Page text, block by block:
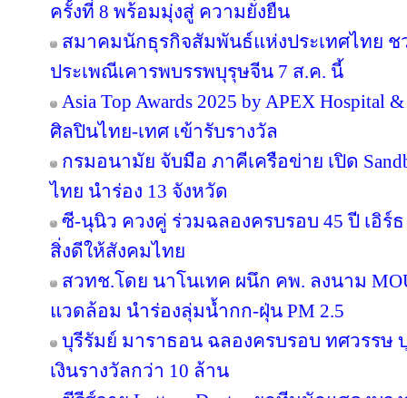
ครั้งที่ 8 พร้อมมุ่งสู่ ความยั่งยืน
สมาคมนักธุรกิจสัมพันธ์แห่งประเทศไทย
ประเพณีเคารพบรรพบุรุษจีน 7 ส.ค. นี้
Asia Top Awards 2025 by APEX
ศิลปินไทย-เทศ เข้ารับรางวัล
กรมอนามัย จับมือ ภาคีเครือข่าย เปิด
ไทย นำร่อง 13 จังหวัด
ซี-นุนิว ควงคู่ ร่วมฉลองครบรอบ 45 ปี เอิร์
สิ่งดีให้สังคมไทย
สวทช.โดย นาโนเทค ผนึก คพ. ลงนาม
แวดล้อม นำร่องลุ่มน้ำกก-ฝุ่น PM 2.5
บุรีรัมย์ มาราธอน ฉลองครบรอบ ทศวรรษ
เงินรางวัลกว่า 10 ล้าน